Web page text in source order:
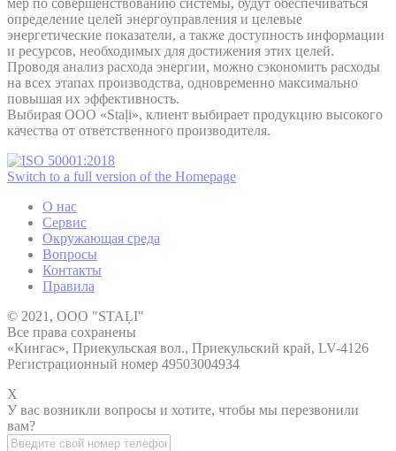
определение целей энергоуправления и целевые
энергетические показатели, а также доступность информации
и ресурсов, необходимых для достижения этих целей.
Проводя анализ расхода энергии, можно сэкономить расходы
на всех этапах производства, одновременно максимально
повышая их эффективность.
Выбирая ООО «Staļi», клиент выбирает продукцию высокого
качества от ответственного производителя.
Switch to a full version of the Homepage
O нас
Сервис
Окружающая среда
Вопросы
Контакты
Правила
© 2021, ООО "STAĻI"
Все права сохранены
«Кингас», Приекульская вол., Приекульский край, LV-4126
Регистрационный номер 49503004934
X
У вас возникли вопросы и хотите, чтобы мы перезвонили
вам?